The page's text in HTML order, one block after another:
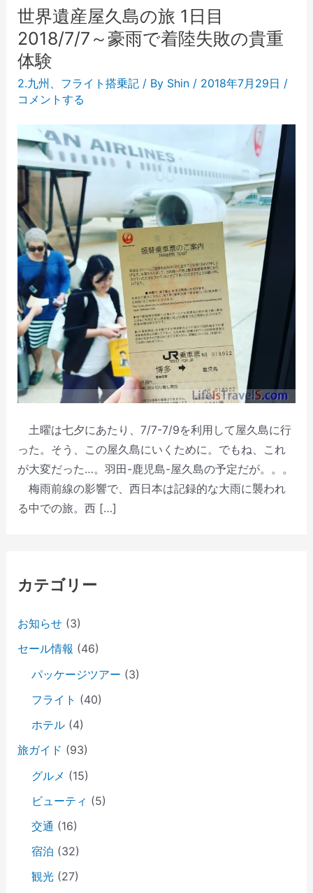
世界遺産屋久島の旅 1日目
2018/7/7～豪雨で着陸失敗の貴重
体験
2.九州 、 フライト搭乗記/ By Shin / 2018年7月29日 /
コメントする
土曜は七夕にあたり、7/7-7/9を利用して屋久島に行
った。そう、この屋久島にいくために。でもね、これ
が大変だった…。羽田-鹿児島-屋久島の予定だが。。。
梅雨前線の影響で、西日本は記録的な大雨に襲われ
る中での旅。西 […]
カテゴリー
お知らせ(3)
セール情報 (46)
パッケージツアー (3)
フライト (40)
ホテル(4)
旅ガイド (93)
グルメ (15)
ビューティ (5)
交通 (16)
宿泊 (32)
観光(27)